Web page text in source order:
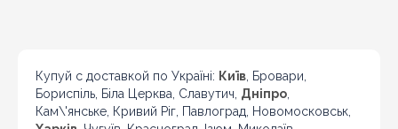
Купуй с доставкой по Україні: Київ , Бровари,
Бориспіль, Біла Церква, Славутич, Дніпро
Кам\'янське, Кривий Ріг, Павлоград, Новомосковськ,